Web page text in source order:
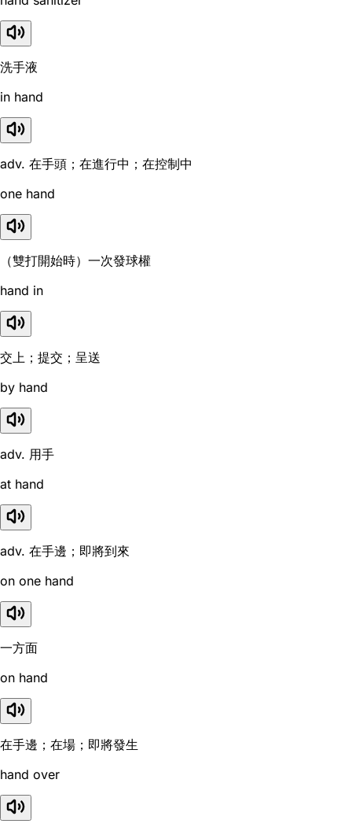
洗手液
in hand
adv. 在手頭；在進行中；在控制中
one hand
（雙打開始時）一次發球權
hand in
交上；提交；呈送
by hand
adv. 用手
at hand
adv. 在手邊；即將到來
on one hand
一方面
on hand
在手邊；在場；即將發生
hand over